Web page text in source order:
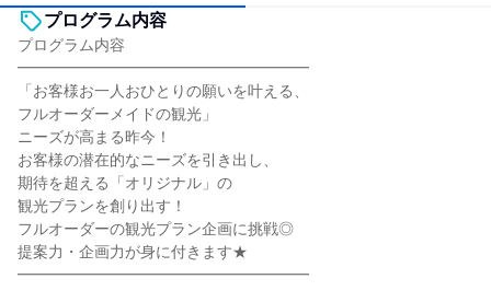
プログラム内容
プログラム内容
━━━━━━━━━━━━━━━━━━━
「お客様お一人おひとりの願いを叶える、
フルオーダーメイドの観光」
ニーズが高まる昨今！
お客様の潜在的なニーズを引き出し、
期待を超える「オリジナル」の
観光プランを創り出す！
フルオーダーの観光プラン企画に挑戦◎
提案力・企画力が身に付きます★
━━━━━━━━━━━━━━━━━━━